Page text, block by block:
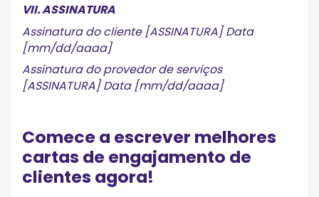
VII. ASSINATURA
Assinatura do cliente [ASSINATURA] Data
[mm/dd/aaaa]
Assinatura do provedor de serviços
[ASSINATURA] Data [mm/dd/aaaa]
Comece a escrever melhores
cartas de engajamento de
clientes agora!